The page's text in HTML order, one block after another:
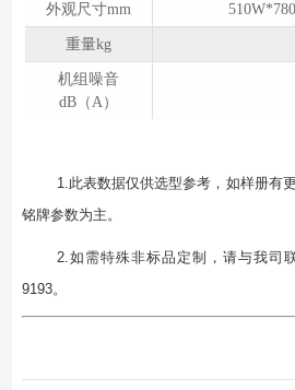
外观尺寸mm
重量kg
机组噪音
dB（A）
1.此表数据仅供选型参考，如样册有
铭牌参数为主。
2.如需特殊⾮标品定制，请与我司
9193。